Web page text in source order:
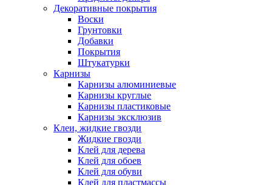
Декоративные покрытия
Воски
Грунтовки
Добавки
Покрытия
Штукатурки
Карнизы
Карнизы алюминиевые
Карнизы круглые
Карнизы пластиковые
Карнизы эксклюзив
Клеи, жидкие гвозди
Жидкие гвозди
Клей для дерева
Клей для обоев
Клей для обуви
Клей для пластмассы